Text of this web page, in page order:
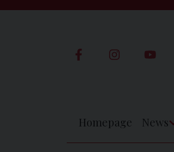
Homepage News